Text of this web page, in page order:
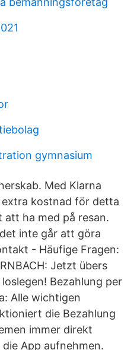
gymnasium
Med Klarna
kostnad för detta
ha med på resan.
inte går att göra
- Häufige Fragen:
Jetzt übers
Bezahlung per
Alle wichtigen
die Bezahlung
immer direkt
App aufnehmen.